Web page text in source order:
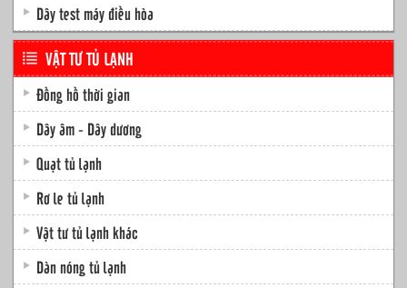
Dây test máy điều hòa
VẬT TƯ TỦ LẠNH
Đồng hồ thời gian
Dây âm - Dây dương
Quạt tủ lạnh
Rơ le tủ lạnh
Vật tư tủ lạnh khác
Dàn nóng tủ lạnh